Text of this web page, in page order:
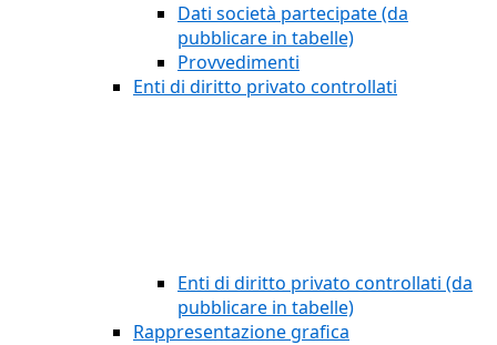
Dati società partecipate (da
pubblicare in tabelle)
Provvedimenti
Enti di diritto privato controllati
Enti di diritto privato controllati (da
pubblicare in tabelle)
Rappresentazione grafica